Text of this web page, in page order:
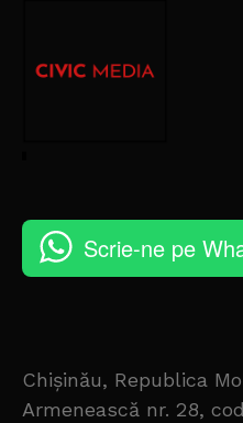
Scrie-ne pe
Chișinău, Republica
Armenească nr. 28,